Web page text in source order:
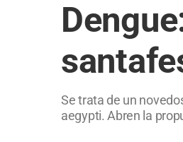
Se trata de un
aegypti. Abren la